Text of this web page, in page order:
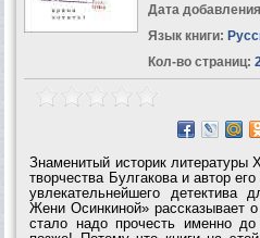
Дата
Язык книги:
Кол-во страниц:
Знаменитый историк литературы
творчества Булгакова и автор
увлекательнейшего
Жени Осинкиной» рассказывает
стало надо прочесть именно